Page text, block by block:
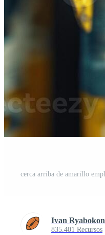
Ivan Ryabokon
835.401 Recursos